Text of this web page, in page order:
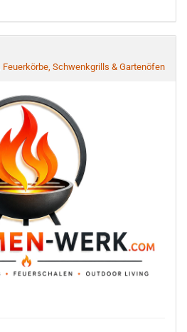
Schwenkgrills & Gartenöfen